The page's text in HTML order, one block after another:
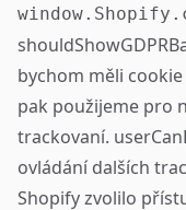
bychom měli
pak použijeme pro
trackovaní.
ovládání dalších
Shopify zvolilo